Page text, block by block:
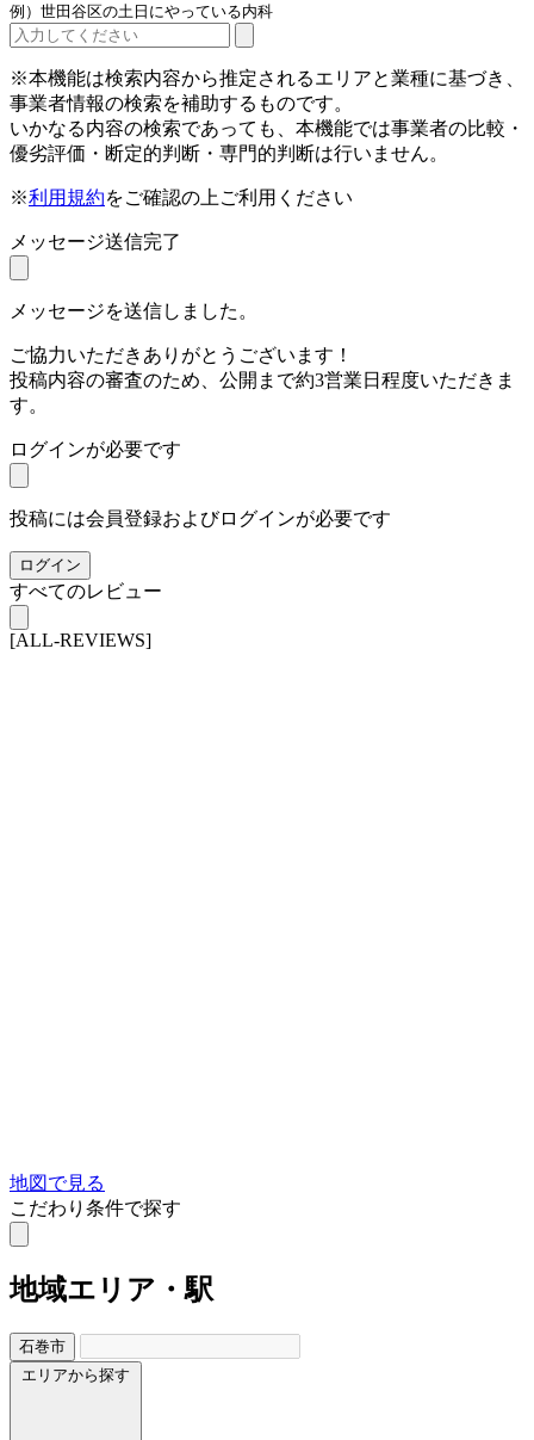
例）世田谷区の土日にやっている内科
※本機能は検索内容から推定されるエリアと業種に基づき、
事業者情報の検索を補助するものです。
いかなる内容の検索であっても、本機能では事業者の比較・
優劣評価・断定的判断・専門的判断は行いません。
※利用規約をご確認の上ご利用ください
メッセージ送信完了
メッセージを送信しました。
ご協力いただきありがとうございます！
投稿内容の審査のため、公開まで約3営業日程度いただきま
す。
ログインが必要です
投稿には会員登録およびログインが必要です
ログイン
すべてのレビュー
[ALL-REVIEWS]
地図で見る
こだわり条件で探す
地域エリア・駅
石巻市
エリアから探す